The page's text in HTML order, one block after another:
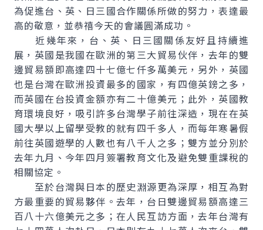
為促進台、英、日三國合作關係所做的努力，表達最
高的敬意，並恭禧今天的會議圓滿成功。
近幾年來，台、英、日三國關係友好且持續進
展，英國是我國在歐洲的第三大貿易伙伴，去年的雙
邊貿易額即高達四十七億七仟多萬美元，另外，英國
也是台灣在歐洲投資最多的國家，有四億英鎊之多，
而英國在台投資金額亦有二十億美元；此外，英國教
育環境良好，吸引許多台灣學子前往深造，現在在英
國大學以上留學受教的就有四千多人，而每年寒暑假
前往英國遊學的人數也有八千人之多；雙方並分別於
去年九月、今年四月簽署教育文化及避免雙重課稅的
相關協定。
至於台灣與日本的歷史淵源更為深厚，相互為對
方最重要的貿易夥伴。去年，台日雙邊貿易額高達三
百八十六億美元之多；在人民互訪方面，去年台灣有